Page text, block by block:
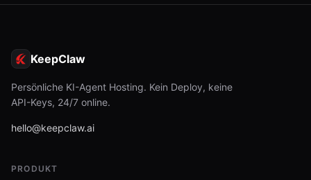
KeepClaw
Persönliche KI-Agent Hosting. Kein Deploy, keine
API-Keys, 24/7 online.
hello@keepclaw.ai
PRODUKT